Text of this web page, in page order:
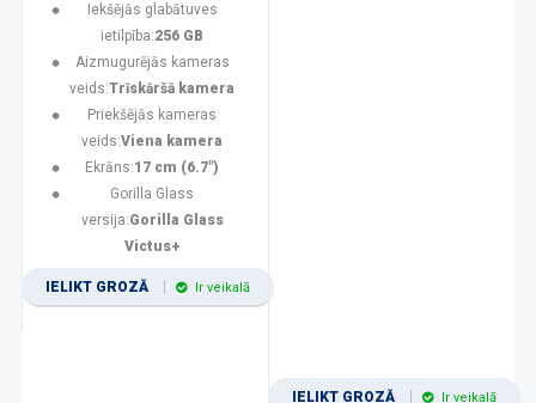
Iekšējās glabātuves
ietilpība:256 GB
Aizmugurējās kameras
veids:Trīskāršā kamera
Priekšējās kameras
veids:Viena kamera
Ekrāns:17 cm (6.7")
Gorilla Glass
versija:Gorilla Glass
Victus+
IELIKT GROZĀ Ir veikalā
IELIKT GROZĀ Ir veikalā